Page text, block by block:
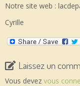
Notre site web :
Cyrille
Laissez un
Vous devez vous